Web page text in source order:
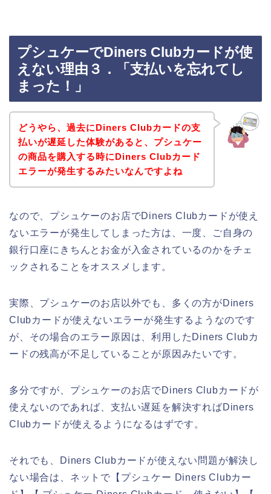
プシュケーでDiners Clubカードが使
えない理由３．「支払いを忘れてし
まった！」
どうやら、過去にDiners Clubカードの支
払いが遅延した体験があると、プシュケー
の商品を購入する時にDiners Clubカード
エラーが発生するみたいなんですよね
なので、プシュケーのお店でDiners Clubカードが使え
ないエラーが発生してしまった方は、一度、ご自身の
銀行口座にきちんとお金が入金されているのかをチェ
ックされることをオススメします。
実際、プシュケーのお店以外でも、多くの方がDiners
Clubカードが使えないエラーが発生するようなのです
が、その場合のエラー原因は、利用したDiners Clubカ
ードの残高が不足していることが原因みたいです。
多分ですが、プシュケーのお店でDiners Clubカードが
使えないのであれば、支払い遅延を解決すればDiners
Clubカードが使えるようになるはずです。
それでも、Diners Clubカードが使えない問題が解決し
ない場合は、ネットで【プシュケー Diners Clubカー